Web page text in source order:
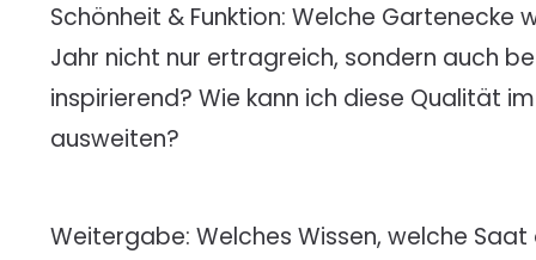
Schönheit & Funktion: Welche Gartenecke
Jahr nicht nur ertragreich, sondern auch
inspirierend? Wie kann ich diese Qualität
ausweiten?
Weitergabe: Welches Wissen, welche